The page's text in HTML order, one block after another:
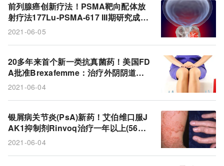
抗体鸡尾酒
新型冠状病毒 罗氏
非小细胞肺癌
Keytruda
Scynexis
VVC 三萜
放射配体疗法
前列腺癌
肾细胞癌 RCC
177Lu-PSMA-617
前列腺癌创新疗法！PSMA靶向配体放
射疗法177Lu-PSMA-617 III期研究成
功：显著延长患者生命!
2021-06-05
20多年来首个新一类抗真菌药！美国FD
A批准Brexafemme：治疗外阴阴道念
珠菌病(VVC)，仅需服药1天!
2021-06-04
银屑病关节炎(PsA)新药！艾伯维口服J
AK1抑制剂Rinvoq治疗一年以上(56
周)：持续改善疾病活动!
2021-06-04